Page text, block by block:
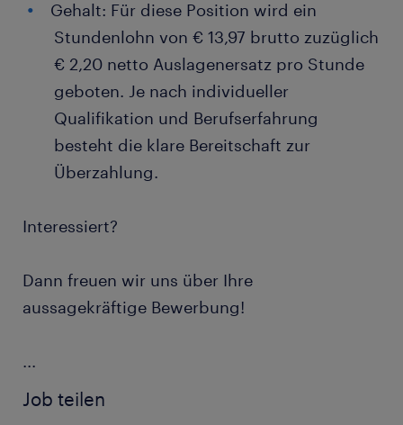
Gehalt: Für diese Position wird ein
Stundenlohn von € 13,97 brutto zuzüglich
€ 2,20 netto Auslagenersatz pro Stunde
geboten. Je nach individueller
Qualifikation und Berufserfahrung
besteht die klare Bereitschaft zur
Überzahlung.
Interessiert?
Dann freuen wir uns über Ihre
aussagekräftige Bewerbung!
...
Job teilen